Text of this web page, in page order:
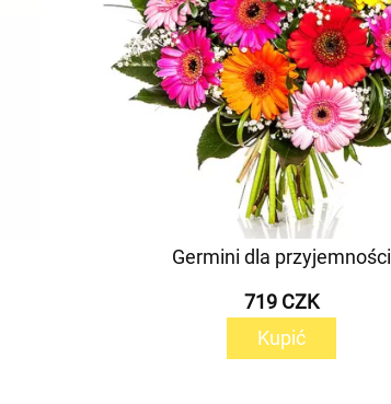
Germini dla przyjemności
719 CZK
Kupić